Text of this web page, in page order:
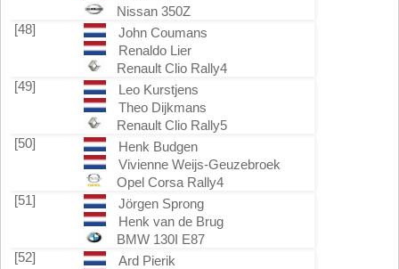
Nissan 350Z
[48]
John Coumans
Renaldo Lier
Renault Clio Rally4
[49]
Leo Kurstjens
Theo Dijkmans
Renault Clio Rally5
[50]
Henk Budgen
Vivienne Weijs-Geuzebroek
Opel Corsa Rally4
[51]
Jörgen Sprong
Henk van de Brug
BMW 130I E87
[52]
Ard Pierik